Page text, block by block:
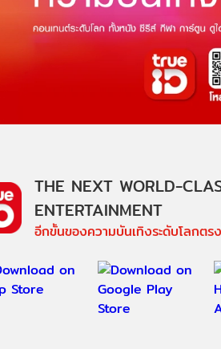
THE NEXT WORLD-
ENTERTAINMENT
อีกขั้นของความบันเทิงระดับโลกต